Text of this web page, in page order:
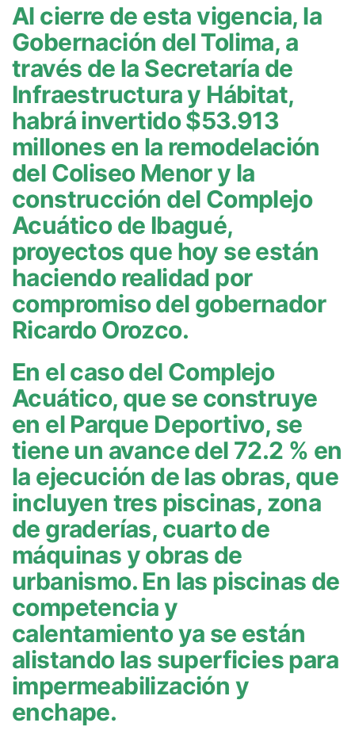
Al cierre de esta vigencia, la
Gobernación del Tolima, a
través de la Secretaría de
Infraestructura y Hábitat,
habrá invertido $53.913
millones en la remodelación
del Coliseo Menor y la
construcción del Complejo
Acuático de Ibagué,
proyectos que hoy se están
haciendo realidad por
compromiso del gobernador
Ricardo Orozco.
En el caso del Complejo
Acuático, que se construye
en el Parque Deportivo, se
tiene un avance del 72.2 % en
la ejecución de las obras, que
incluyen tres piscinas, zona
de graderías, cuarto de
máquinas y obras de
urbanismo. En las piscinas de
competencia y
calentamiento ya se están
alistando las superficies para
impermeabilización y
enchape.